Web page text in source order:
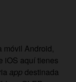
móvil Android,
iOS aquí tienes
app destinada